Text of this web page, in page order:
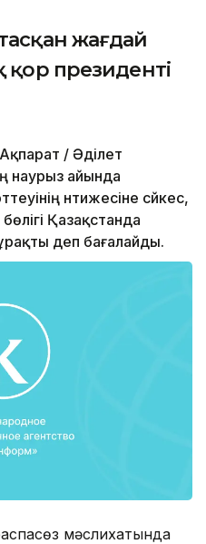
жағдай
қор президенті
/ Әділет
наурыз айында
нәтижесіне сәйкес,
Қазақстанда
деп бағалайды.
мәслихатында